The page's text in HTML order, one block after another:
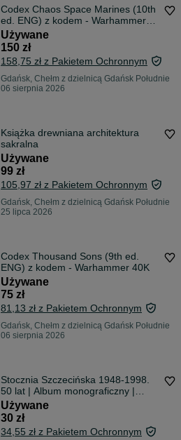
Codex Chaos Space Marines (10th
ed. ENG) z kodem - Warhammer
40K
Używane
150 zł
158,75 zł z Pakietem Ochronnym
Gdańsk, Chełm z dzielnicą Gdańsk Południe
06 sierpnia 2026
Książka drewniana architektura
sakralna
Używane
99 zł
105,97 zł z Pakietem Ochronnym
Gdańsk, Chełm z dzielnicą Gdańsk Południe
25 lipca 2026
Codex Thousand Sons (9th ed.
ENG) z kodem - Warhammer 40K
Używane
75 zł
81,13 zł z Pakietem Ochronnym
Gdańsk, Chełm z dzielnicą Gdańsk Południe
06 sierpnia 2026
Stocznia Szczecińska 1948-1998.
50 lat | Album monograficzny |
Szczecin 1998
Używane
30 zł
34,55 zł z Pakietem Ochronnym